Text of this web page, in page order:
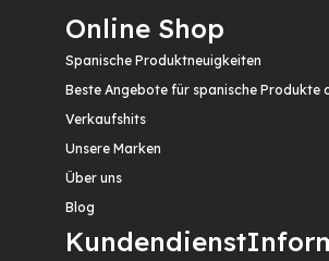
Online Shop
Spanische Produktneuigkeiten
Beste Angebote für spanische Produkte
Verkaufshits
Unsere Marken
Über uns
Blog
Kundendienst